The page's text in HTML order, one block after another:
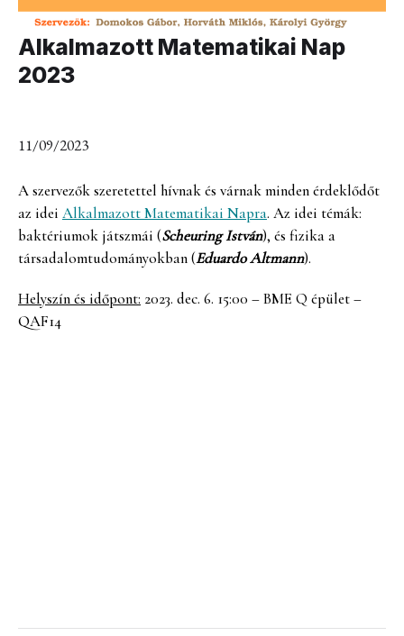
Alkalmazott Matematikai Nap
2023
11/09/2023
A szervezők szeretettel hívnak és várnak minden érdeklődőt
az idei Alkalmazott Matematikai Napra. Az idei témák:
baktériumok játszmái (Scheuring István), és fizika a
társadalomtudományokban (Eduardo Altmann).
Helyszín és időpont: 2023. dec. 6. 15:00 – BME Q épület –
QAF14